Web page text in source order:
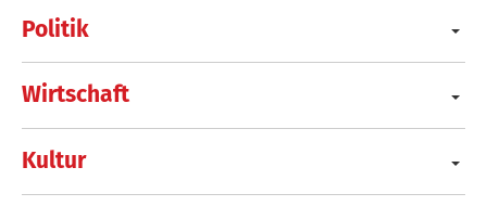
Politik
Wirtschaft
Kultur